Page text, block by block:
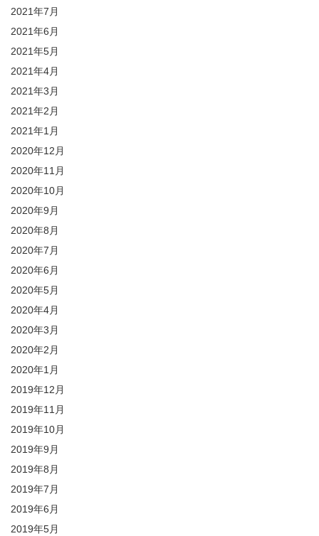
2021年7月
2021年6月
2021年5月
2021年4月
2021年3月
2021年2月
2021年1月
2020年12月
2020年11月
2020年10月
2020年9月
2020年8月
2020年7月
2020年6月
2020年5月
2020年4月
2020年3月
2020年2月
2020年1月
2019年12月
2019年11月
2019年10月
2019年9月
2019年8月
2019年7月
2019年6月
2019年5月